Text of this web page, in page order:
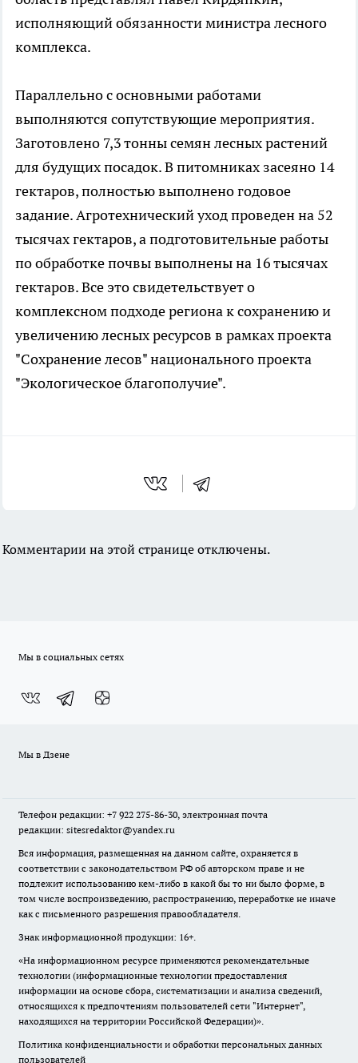
исполняющий обязанности министра лесного
комплекса.
Параллельно с основными работами
выполняются сопутствующие мероприятия.
Заготовлено 7,3 тонны семян лесных растений
для будущих посадок. В питомниках засеяно 14
гектаров, полностью выполнено годовое
задание. Агротехнический уход проведен на 52
тысячах гектаров, а подготовительные работы
по обработке почвы выполнены на 16 тысячах
гектаров. Все это свидетельствует о
комплексном подходе региона к сохранению и
увеличению лесных ресурсов в рамках проекта
"Сохранение лесов" национального проекта
"Экологическое благополучие".
Комментарии на этой странице отключены.
Мы в социальных сетях
Мы в Дзене
Телефон редакции: +7 922 275-86-30, электронная почта
редакции: sitesredaktor@yandex.ru
Вся информация, размещенная на данном сайте, охраняется в
соответствии с законодательством РФ об авторском праве и не
подлежит использованию кем-либо в какой бы то ни было форме, в
том числе воспроизведению, распространению, переработке не иначе
как с письменного разрешения правообладателя.
Знак информационной продукции: 16+.
«На информационном ресурсе применяются рекомендательные
технологии (информационные технологии предоставления
информации на основе сбора, систематизации и анализа сведений,
относящихся к предпочтениям пользователей сети "Интернет",
находящихся на территории Российской Федерации)».
Политика конфиденциальности и обработки персональных данных
пользователей